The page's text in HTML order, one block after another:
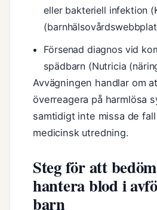
eller bakteriell infektion
Försenad diagnos vid
spädbarn (Nutricia
Avvägningen handlar om
överreagera på harmlösa
samtidigt inte missa de
medicinsk utredning.
Steg för att
hantera blod i
barn